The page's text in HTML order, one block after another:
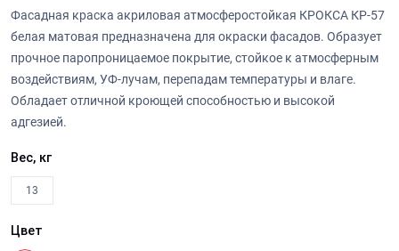
Фасадная краска акриловая атмосферостойкая КРОКСА КР-57
белая матовая предназначена для окраски фасадов. Образует
прочное паропроницаемое покрытие, стойкое к атмосферным
воздействиям, УФ-лучам, перепадам температуры и влаге.
Обладает отличной кроющей способностью и высокой
адгезией.
Вес, кг
13
Цвет